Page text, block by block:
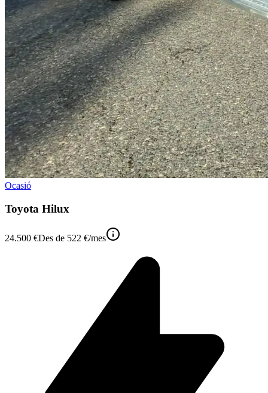
Ocasió
Toyota Hilux
24.500 €Des de 522 €/mes